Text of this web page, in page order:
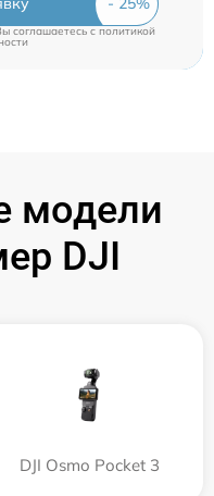
соглашаетесь c политикой
модели
DJI
DJI Osmo Pocket 3